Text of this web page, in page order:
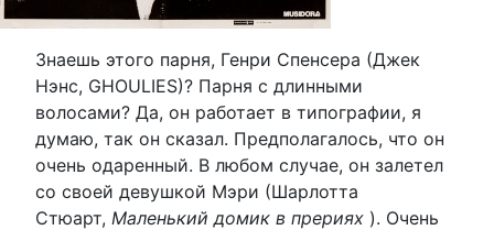
Знаешь этого парня, Генри Спенсера (Джек
Нэнс, GHOULIES)? Парня с длинными
волосами? Да, он работает в типографии, я
думаю, так он сказал. Предполагалось, что он
очень одаренный. В любом случае, он залетел
со своей девушкой Мэри (Шарлотта
Стюарт, Маленький домик в прериях ). Очень